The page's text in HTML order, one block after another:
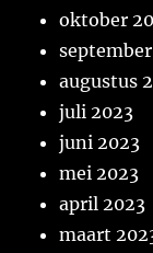
oktober
augustus
juli 2023
juni 2023
mei 2023
april 2023
maart